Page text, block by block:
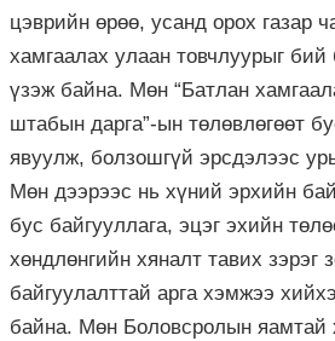
цэврийн өрөө, усанд орох газар
хамгаалах улаан товчлуурыг бий
үзэж байна. Мөн “Батлан
штабын дарга”-ын төлөвлөгөөт
явуулж, болзошгүй эрсдэлээс
Мөн дээрээс нь хүний эрхийн
бус байгууллага, эцэг эхийн
хөндлөнгийн хяналт тавих зэрэг
байгуулалттай арга хэмжээ
байна. Мөн Боловсролын яамтай